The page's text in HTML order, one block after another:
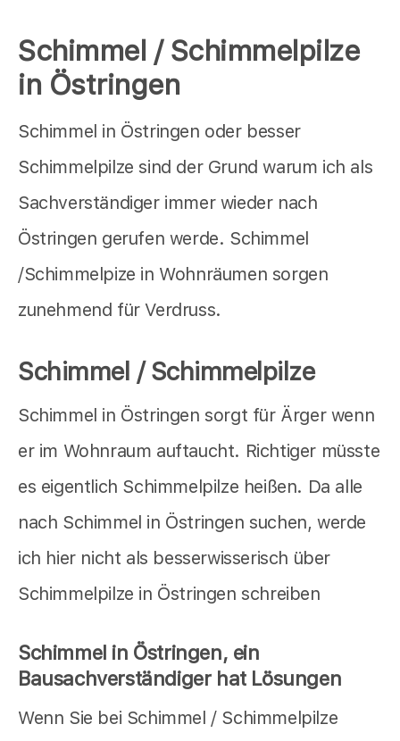
Schimmel / Schimmelpilze
in Östringen
Schimmel in Östringen oder besser
Schimmelpilze sind der Grund warum ich als
Sachverständiger immer wieder nach
Östringen gerufen werde. Schimmel
/Schimmelpize in Wohnräumen sorgen
zunehmend für Verdruss.
Schimmel / Schimmelpilze
Schimmel in Östringen sorgt für Ärger wenn
er im Wohnraum auftaucht. Richtiger müsste
es eigentlich Schimmelpilze heißen. Da alle
nach Schimmel in Östringen suchen, werde
ich hier nicht als besserwisserisch über
Schimmelpilze in Östringen schreiben
Schimmel in Östringen, ein
Bausachverständiger hat Lösungen
Wenn Sie bei Schimmel / Schimmelpilze